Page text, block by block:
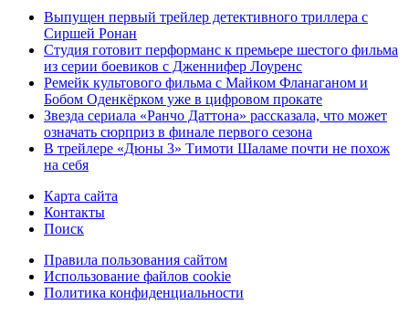
Выпущен первый трейлер детективного триллера с
Сиршей Ронан
Студия готовит перформанс к премьере шестого фильма
из серии боевиков с Дженнифер Лоуренс
Ремейк культового фильма с Майком Фланаганом и
Бобом Оденкёрком уже в цифровом прокате
Звезда сериала «Ранчо Даттона» рассказала, что может
означать сюрприз в финале первого сезона
В трейлере «Дюны 3» Тимоти Шаламе почти не похож
на себя
Карта сайта
Контакты
Поиск
Правила пользования сайтом
Использование файлов cookie
Политика конфиденциальности